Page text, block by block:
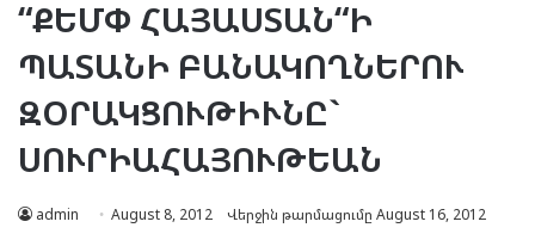
“ՔԵՄՓ ՀԱՅԱՍՏԱՆ“Ի
ՊԱՏԱՆԻ ԲԱՆԱԿՈՂՆԵՐՈՒ
ԶՕՐԱԿՑՈՒԹԻՒՆԸ`
ՍՈՒՐԻԱՀԱՅՈՒԹԵԱՆ
admin August 8, 2012
Վերջին թարմացումը August 16, 2012